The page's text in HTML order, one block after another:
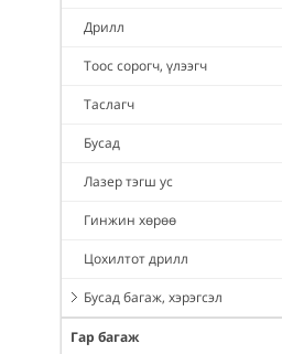
Дрилл
Тоос сорогч, үлээгч
Таслагч
Бусад
Лазер тэгш ус
Гинжин хөрөө
Цохилтот дрилл
Бусад багаж, хэрэгсэл
Гар багаж